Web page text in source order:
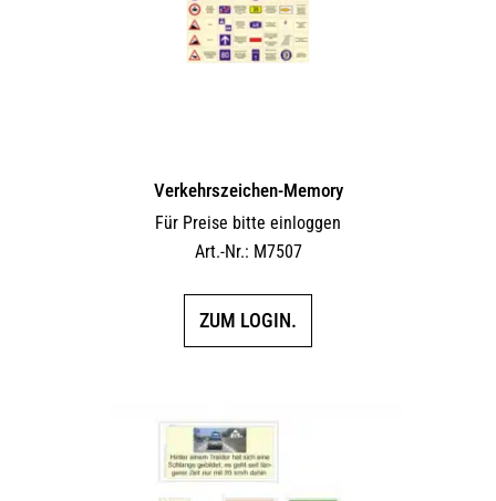
Verkehrszeichen-Memory
Für Preise bitte einloggen
Art.-Nr.: M7507
ZUM LOGIN.